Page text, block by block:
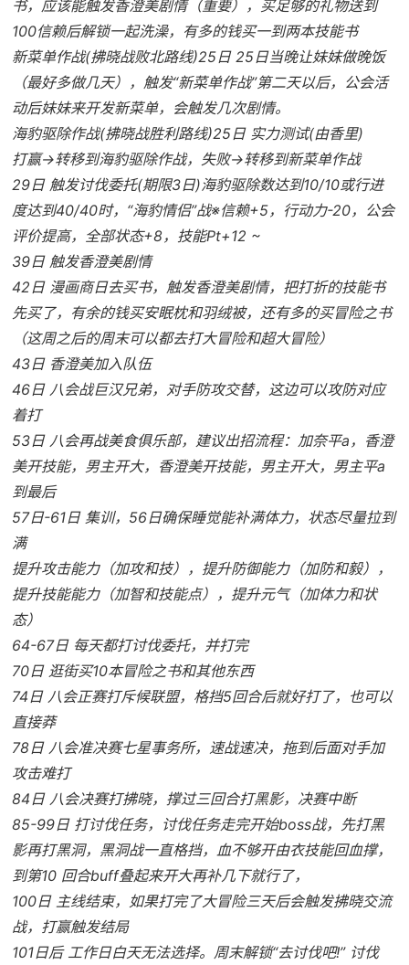
书，应该能触发香澄美剧情（重要），买足够的礼物送到
100信赖后解锁一起洗澡，有多的钱买一到两本技能书
新菜单作战(拂晓战败北路线)25日 25日当晚让妹妹做晚饭
（最好多做几天），触发“新菜单作战”第二天以后，公会活
动后妹妹来开发新菜单，会触发几次剧情。
海豹驱除作战(拂晓战胜利路线)25日 实力测试(由香里)
打赢→转移到海豹驱除作战，失败→转移到新菜单作战
29日 触发讨伐委托(期限3日)海豹驱除数达到10/10或行进
度达到40/40时，“海豹情侣”战※信赖+5，行动力-20，公会
评价提高，全部状态+8，技能Pt+12 ~
39日 触发香澄美剧情
42日 漫画商日去买书，触发香澄美剧情，把打折的技能书
先买了，有余的钱买安眠枕和羽绒被，还有多的买冒险之书
（这周之后的周末可以都去打大冒险和超大冒险）
43日 香澄美加入队伍
46日 八会战巨汉兄弟，对手防攻交替，这边可以攻防对应
着打
53日 八会再战美食俱乐部，建议出招流程：加奈平a，香澄
美开技能，男主开大，香澄美开技能，男主开大，男主平a
到最后
57日-61日 集训，56日确保睡觉能补满体力，状态尽量拉到
满
提升攻击能力（加攻和技），提升防御能力（加防和毅），
提升技能能力（加智和技能点），提升元气（加体力和状
态）
64-67日 每天都打讨伐委托，并打完
70日 逛街买10本冒险之书和其他东西
74日 八会正赛打斥候联盟，格挡5回合后就好打了，也可以
直接莽
78日 八会准决赛七星事务所，速战速决，拖到后面对手加
攻击难打
84日 八会决赛打拂晓，撑过三回合打黑影，决赛中断
85-99日 打讨伐任务，讨伐任务走完开始boss战，先打黑
影再打黑洞，黑洞战一直格挡，血不够开由衣技能回血撑，
到第10 回合buff叠起来开大再补几下就行了，
100日 主线结束，如果打完了大冒险三天后会触发拂晓交流
战，打赢触发结局
101日后 工作日白天无法选择。周末解锁“去讨伐吧!” 讨伐